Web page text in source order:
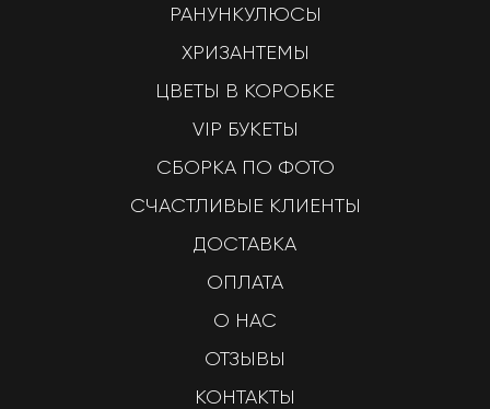
РАНУНКУЛЮСЫ
ХРИЗАНТЕМЫ
ЦВЕТЫ В КОРОБКЕ
VIP БУКЕТЫ
СБОРКА ПО ФОТО
СЧАСТЛИВЫЕ КЛИЕНТЫ
ДОСТАВКА
ОПЛАТА
О НАС
ОТЗЫВЫ
КОНТАКТЫ